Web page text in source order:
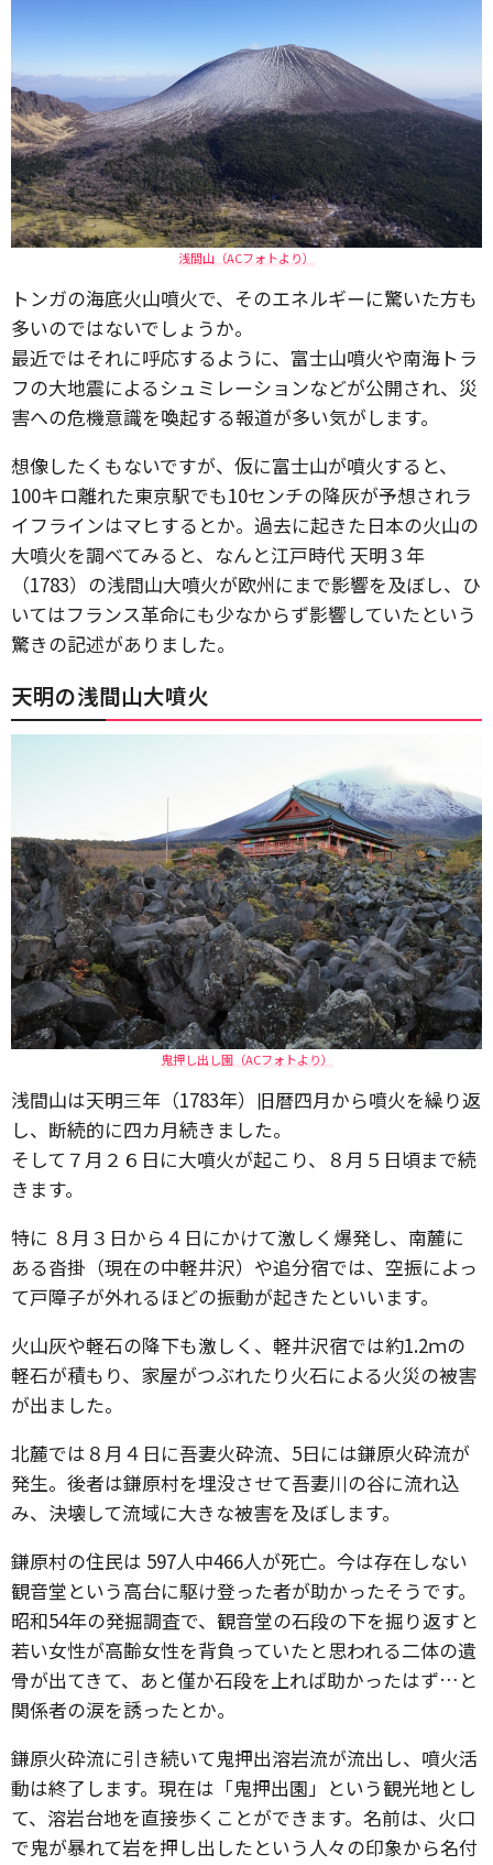
浅間山（ACフォトより）
トンガの海底火山噴火で、そのエネルギーに驚いた方も
多いのではないでしょうか。
最近ではそれに呼応するように、富士山噴火や南海トラ
フの大地震によるシュミレーションなどが公開され、災
害への危機意識を喚起する報道が多い気がします。
想像したくもないですが、仮に富士山が噴火すると、
100キロ離れた東京駅でも10センチの降灰が予想されラ
イフラインはマヒするとか。過去に起きた日本の火山の
大噴火を調べてみると、なんと江戸時代 天明３年
（1783）の浅間山大噴火が欧州にまで影響を及ぼし、ひ
いてはフランス革命にも少なからず影響していたという
驚きの記述がありました。
天明の浅間山大噴火
鬼押し出し園（ACフォトより）
浅間山は天明三年（1783年）旧暦四月から噴火を繰り返
し、断続的に四カ月続きました。
そして７月２６日に大噴火が起こり、８月５日頃まで続
きます。
特に ８月３日から４日にかけて激しく爆発し、南麓に
ある沓掛（現在の中軽井沢）や追分宿では、空振によっ
て戸障子が外れるほどの振動が起きたといいます。
火山灰や軽石の降下も激しく、軽井沢宿では約1.2ｍの
軽石が積もり、家屋がつぶれたり火石による火災の被害
が出ました。
北麓では８月４日に吾妻火砕流、5日には鎌原火砕流が
発生。後者は鎌原村を埋没させて吾妻川の谷に流れ込
み、決壊して流域に大きな被害を及ぼします。
鎌原村の住民は 597人中466人が死亡。今は存在しない
観音堂という高台に駆け登った者が助かったそうです。
昭和54年の発掘調査で、観音堂の石段の下を掘り返すと
若い女性が高齢女性を背負っていたと思われる二体の遺
骨が出てきて、あと僅か石段を上れば助かったはず…と
関係者の涙を誘ったとか。
鎌原火砕流に引き続いて鬼押出溶岩流が流出し、噴火活
動は終了します。現在は「鬼押出園」という観光地とし
て、溶岩台地を直接歩くことができます。名前は、火口
で鬼が暴れて岩を押し出したという人々の印象から名付